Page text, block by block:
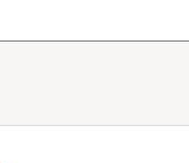
無料)】から、お日
時で直接ご見学
ております♪